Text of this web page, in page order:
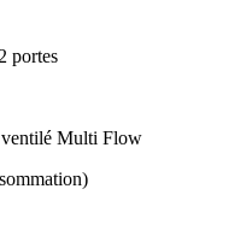
portes
ventilé Multi Flow